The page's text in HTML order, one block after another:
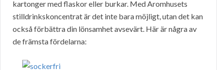
kartonger med flaskor eller burkar. Med Aromhusets
stilldrinkskoncentrat är det inte bara möjligt, utan det kan
också förbättra din lönsamhet avsevärt. Här är några av
de främsta fördelarna: